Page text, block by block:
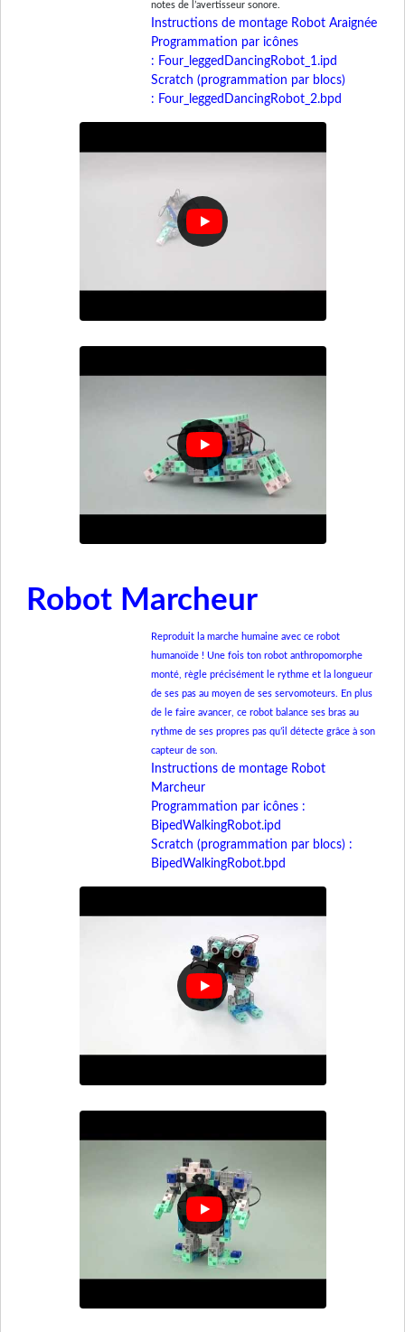
notes de l’avertisseur sonore.
Instructions de montage Robot Araignée
Programmation par icônes
: Four_leggedDancingRobot_1.ipd
Scratch (programmation par blocs)
: Four_leggedDancingRobot_2.bpd
Robot Marcheur
Reproduit la marche humaine avec ce robot
humanoïde ! Une fois ton robot anthropomorphe
monté, règle précisément le rythme et la longueur
de ses pas au moyen de ses servomoteurs. En plus
de le faire avancer, ce robot balance ses bras au
rythme de ses propres pas qu’il détecte grâce à son
capteur de son.
Instructions de montage Robot
Marcheur
Programmation par icônes :
BipedWalkingRobot.ipd
Scratch (programmation par blocs) :
BipedWalkingRobot.bpd